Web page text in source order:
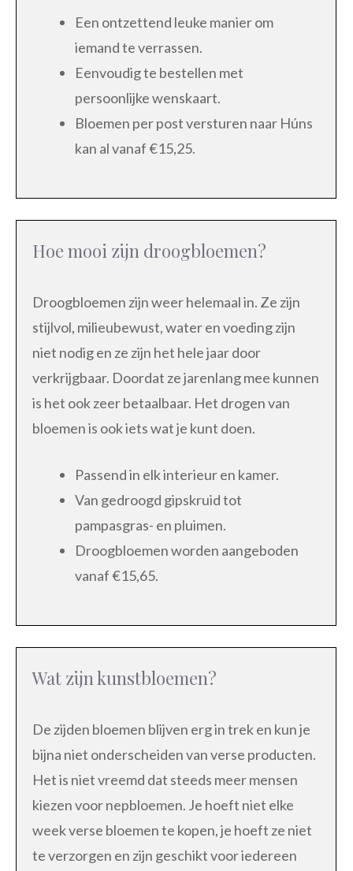
Een ontzettend leuke manier om
iemand te verrassen.
Eenvoudig te bestellen met
persoonlijke wenskaart.
Bloemen per post versturen naar Húns
kan al vanaf €15,25.
Hoe mooi zijn droogbloemen?
Droogbloemen zijn weer helemaal in. Ze zijn
stijlvol, milieubewust, water en voeding zijn
niet nodig en ze zijn het hele jaar door
verkrijgbaar. Doordat ze jarenlang mee kunnen
is het ook zeer betaalbaar. Het drogen van
bloemen is ook iets wat je kunt doen.
Passend in elk interieur en kamer.
Van gedroogd gipskruid tot
pampasgras- en pluimen.
Droogbloemen worden aangeboden
vanaf €15,65.
Wat zijn kunstbloemen?
De zijden bloemen blijven erg in trek en kun je
bijna niet onderscheiden van verse producten.
Het is niet vreemd dat steeds meer mensen
kiezen voor nepbloemen. Je hoeft niet elke
week verse bloemen te kopen, je hoeft ze niet
te verzorgen en zijn geschikt voor iedereen